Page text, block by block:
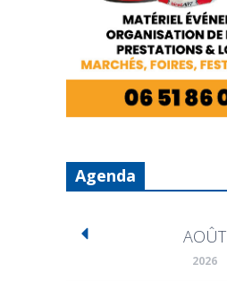
Agenda
AOÛT
2026